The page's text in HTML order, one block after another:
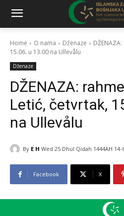
Home O nama Dženaze
15.06. u 13.00 na Ullevålu
Dženaze
DŽENAZA:
Letić, četvrtak,
na Ullevålu
By E H Wed 25 Dhul Qidah 1444AH 14-
Facebook X